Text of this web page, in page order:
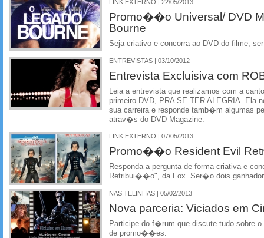
LINK EXTERNO | 22/05/2013
Promo��o Universal/ DVD
Bourne
Seja criativo e concorra ao DVD do filme,
ENTREVISTAS | 03/10/2012
Entrevista Excluisiva com
Leia a entrevista que realizamos com a
primeiro DVD, PRA SE TER ALEGRIA. Ela
sua carreira e responde tamb�m algumas
atrav�s do DVD Magazine.
LINK EXTERNO | 07/05/2013
Promo��o Resident Evil
Responda a pergunta de forma criativa e
Retribui��o", da Fox. Ser�o dois
NAS TELINHAS | 05/02/2013
Nova parceria: Viciados em
Participe do f�rum que discute tudo sobre
de promo��es.